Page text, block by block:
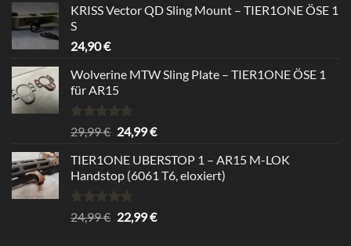
was:
is:
KRISS Vector QD Sling Mount – TIER1ONE ÖSE 1
S
24,90€
Wolverine MTW Sling Plate – TIER1ONE ÖSE 1
für AR15
Rated5.00
out of 5
29,99€ Original
was:
29,99 €.
24,99€Current
is:
24,99 €.
TIER1ONE UBERSTOP 1 – AR15 M-LOK
Handstop (6061 T6, eloxiert)
Rated4.67
out of 5
24,99€ Original
22,99€Current